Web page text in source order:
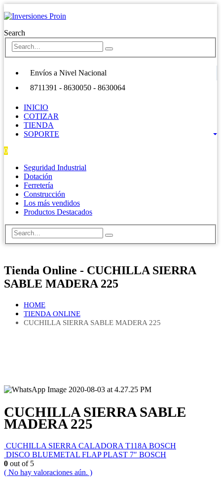
Search
Envíos a Nivel Nacional
8711391 - 8630050 - 8630064
INICIO
COTIZAR
TIENDA
SOPORTE
0
Seguridad Industrial
Dotación
Ferretería
Construcción
Los más vendidos
Productos Destacados
Tienda Online - CUCHILLA SIERRA
SABLE MADERA 225
HOME
TIENDA ONLINE
CUCHILLA SIERRA SABLE MADERA 225
CUCHILLA SIERRA SABLE
MADERA 225
CUCHILLA SIERRA CALADORA T118A BOSCH
DISCO BLUEMETAL FLAP PLAST 7″ BOSCH
0 out of 5
( No hay valoraciones aún. )